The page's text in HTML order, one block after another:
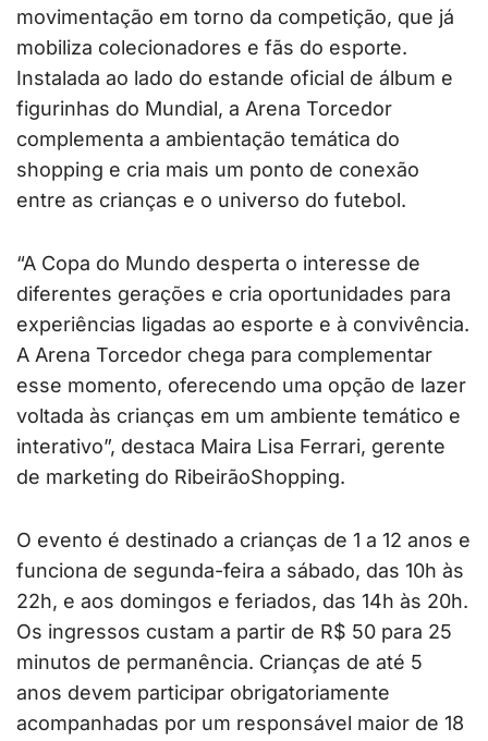
movimentação em torno da competição, que já
mobiliza colecionadores e fãs do esporte.
Instalada ao lado do estande oficial de álbum e
figurinhas do Mundial, a Arena Torcedor
complementa a ambientação temática do
shopping e cria mais um ponto de conexão
entre as crianças e o universo do futebol.
“A Copa do Mundo desperta o interesse de
diferentes gerações e cria oportunidades para
experiências ligadas ao esporte e à convivência.
A Arena Torcedor chega para complementar
esse momento, oferecendo uma opção de lazer
voltada às crianças em um ambiente temático e
interativo”, destaca Maira Lisa Ferrari, gerente
de marketing do RibeirãoShopping.
O evento é destinado a crianças de 1 a 12 anos e
funciona de segunda-feira a sábado, das 10h às
22h, e aos domingos e feriados, das 14h às 20h.
Os ingressos custam a partir de R$ 50 para 25
minutos de permanência. Crianças de até 5
anos devem participar obrigatoriamente
acompanhadas por um responsável maior de 18